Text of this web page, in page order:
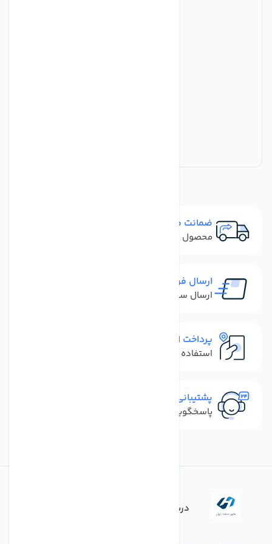
ضمانت مرجوعی
محصول نباید آسیب دیده باشد
ارسال فوری
ارسال سفارش در کمترین زمان ممکن
پرداخت امن
استفاده از روش‌های پرداخت امن
پشتیبانی سریع
پاسخگویی سریع به تماس‌ها و پیام‌ها
درباره فروشگاه